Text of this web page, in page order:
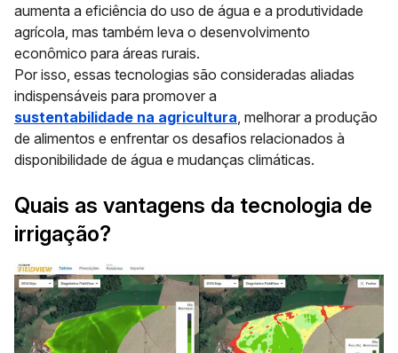
aumenta a eficiência do uso de água e a produtividade
agrícola, mas também leva o desenvolvimento
econômico para áreas rurais.
Por isso, essas tecnologias são consideradas aliadas
indispensáveis para promover a
sustentabilidade na agricultura, melhorar a produção
de alimentos e enfrentar os desafios relacionados à
disponibilidade de água e mudanças climáticas.
Quais as vantagens da tecnologia de
irrigação?